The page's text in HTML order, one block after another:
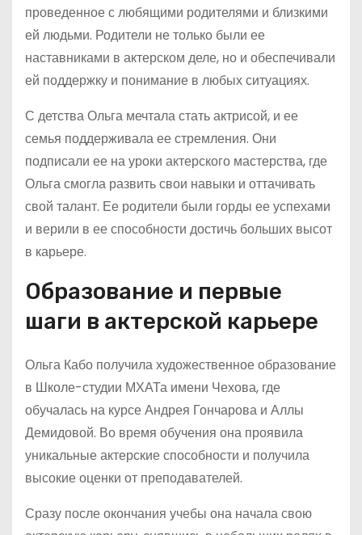
проведенное с любящими родителями и близкими
ей людьми. Родители не только были ее
наставниками в актерском деле, но и обеспечивали
ей поддержку и понимание в любых ситуациях.
С детства Ольга мечтала стать актрисой, и ее
семья поддерживала ее стремления. Они
подписали ее на уроки актерского мастерства, где
Ольга смогла развить свои навыки и оттачивать
свой талант. Ее родители были горды ее успехами
и верили в ее способности достичь больших высот
в карьере.
Образование и первые
шаги в актерской карьере
Ольга Кабо получила художественное образование
в Школе-студии МХАТа имени Чехова, где
обучалась на курсе Андрея Гончарова и Аллы
Демидовой. Во время обучения она проявила
уникальные актерские способности и получила
высокие оценки от преподавателей.
Сразу после окончания учебы она начала свою